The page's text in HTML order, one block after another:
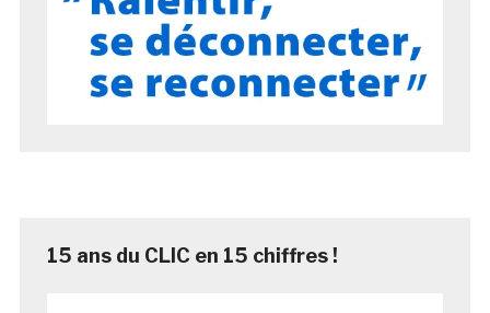
15 ans du CLIC en 15 chiffres !